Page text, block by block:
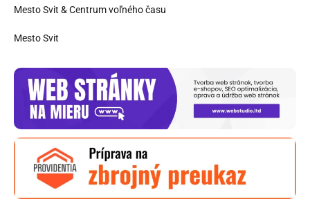
Mesto Svit & Centrum voľného času
Mesto Svit